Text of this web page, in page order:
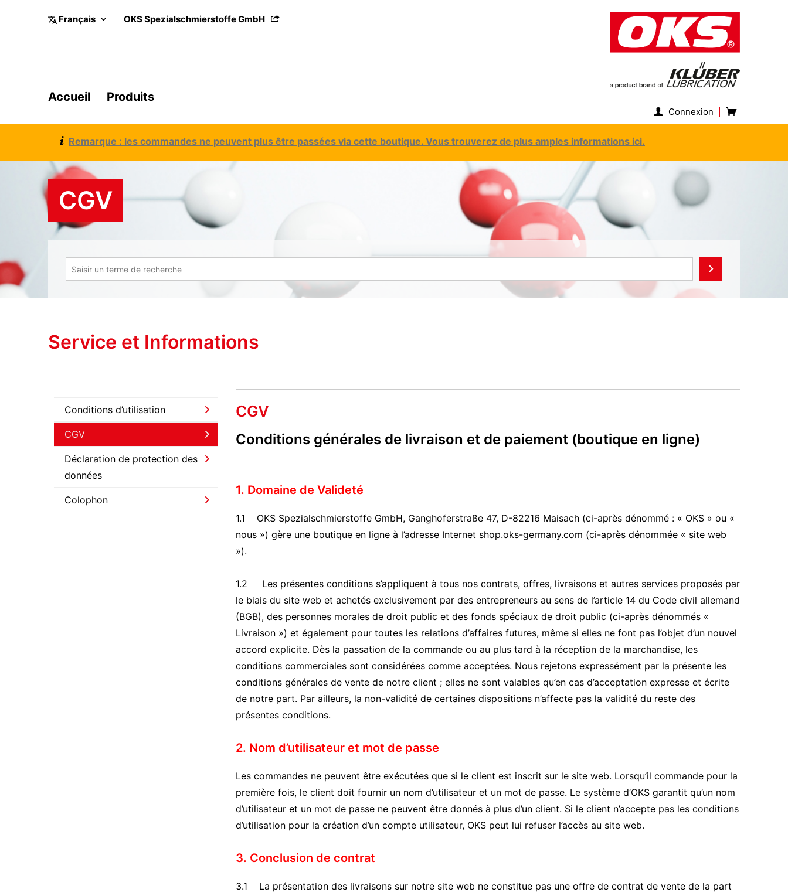
OKS Spezialschmierstoffe GmbH
Accueil Produits
Connexion
Remarque : les commandes ne peuvent plus être passées via cette boutique. Vous trouverez de plus amples informations ici.
CGV
Service et Informations
Conditions d’utilisation
CGV
Déclaration de protection des
données
Colophon
CGV
Conditions générales de livraison et de paiement (boutique en ligne)
1. Domaine de Valideté
1.1 OKS Spezialschmierstoffe GmbH, Ganghoferstraße 47, D-82216 Maisach (ci-après dénommé : « OKS » ou «
nous ») gère une boutique en ligne à l’adresse Internet shop.oks-germany.com (ci-après dénommée « site web
»).
1.2 Les présentes conditions s’appliquent à tous nos contrats, offres, livraisons et autres services proposés par
le biais du site web et achetés exclusivement par des entrepreneurs au sens de l’article 14 du Code civil allemand
(BGB), des personnes morales de droit public et des fonds spéciaux de droit public (ci-après dénommés «
Livraison ») et également pour toutes les relations d’affaires futures, même si elles ne font pas l’objet d’un nouvel
accord explicite. Dès la passation de la commande ou au plus tard à la réception de la marchandise, les
conditions commerciales sont considérées comme acceptées. Nous rejetons expressément par la présente les
conditions générales de vente de notre client ; elles ne sont valables qu’en cas d’acceptation expresse et écrite
de notre part. Par ailleurs, la non-validité de certaines dispositions n’affecte pas la validité du reste des
présentes conditions.
2. Nom d’utilisateur et mot de passe
Les commandes ne peuvent être exécutées que si le client est inscrit sur le site web. Lorsqu’il commande pour la
première fois, le client doit fournir un nom d’utilisateur et un mot de passe. Le système d’OKS garantit qu’un nom
d’utilisateur et un mot de passe ne peuvent être donnés à plus d’un client. Si le client n’accepte pas les conditions
d’utilisation pour la création d’un compte utilisateur, OKS peut lui refuser l’accès au site web.
3. Conclusion de contrat
3.1 La présentation des livraisons sur notre site web ne constitue pas une offre de contrat de vente de la part